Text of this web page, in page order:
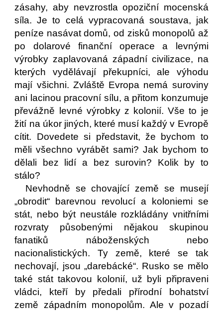
zásahy, aby nevzrostla opoziční mocenská
síla. Je to celá vypracovaná soustava, jak
peníze nasávat domů, od zisků monopolů až
po dolarové finanční operace a levnými
výrobky zaplavovaná západní civilizace, na
kterých vydělávají překupníci, ale výhodu
mají všichni. Zvláště Evropa nemá suroviny
ani lacinou pracovní sílu, a přitom konzumuje
převážně levné výrobky z kolonií. Vše to je
žití na úkor jiných, které musí každý v Evropě
cítit. Dovedete si představit, že bychom to
měli všechno vyrábět sami? Jak bychom to
dělali bez lidí a bez surovin? Kolik by to
stálo?
Nevhodně se chovající země se musejí
„obrodit“ barevnou revolucí a koloniemi se
stát, nebo být neustále rozkládány vnitřními
rozvraty působenými nějakou skupinou
fanatiků náboženských nebo
nacionalistických. Ty země, které se tak
nechovají, jsou „darebácké“. Rusko se mělo
také stát takovou kolonií, už byli připraveni
vládci, kteří by předali přírodní bohatství
země západním monopolům. Ale v pozadí